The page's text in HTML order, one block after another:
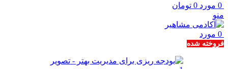
0 مورد 0 تومان
منو
0 مورد
فروخته شده